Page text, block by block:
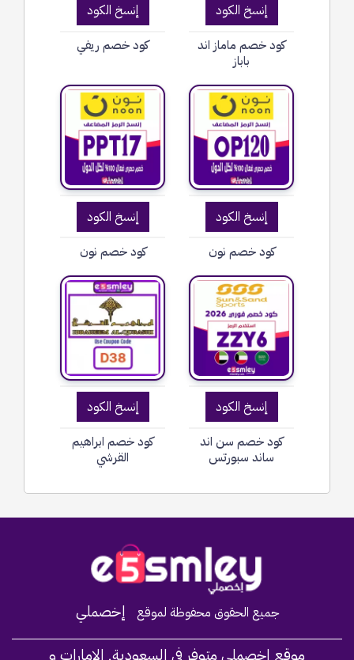
إنسخ الكود
كود خصم ماماز اند
باباز
إنسخ الكود
كود خصم ريفي
إنسخ الكود
كود خصم نون
إنسخ الكود
كود خصم نون
إنسخ الكود
كود خصم سن اند
ساند سبورتس
إنسخ الكود
كود خصم ابراهيم
القرشي
جميع الحقوق محفوظة لموقع
إخصملي
موقع اخصملي متوفر في السعودية, الإمارات و